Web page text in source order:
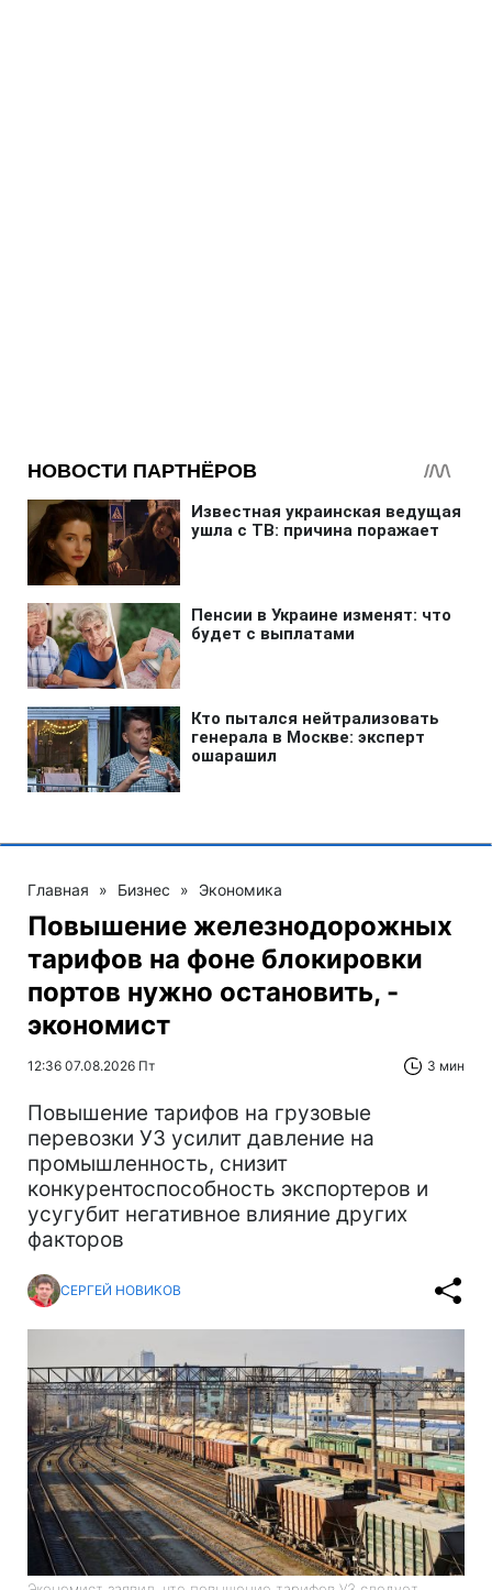
Главная » Бизнес » Экономика
Повышение железнодорожных
тарифов на фоне блокировки
портов нужно остановить, -
экономист
12:36 07.08.2026 Пт 3 мин
Повышение тарифов на грузовые
перевозки УЗ усилит давление на
промышленность, снизит
конкурентоспособность экспортеров и
усугубит негативное влияние других
факторов
СЕРГЕЙ НОВИКОВ